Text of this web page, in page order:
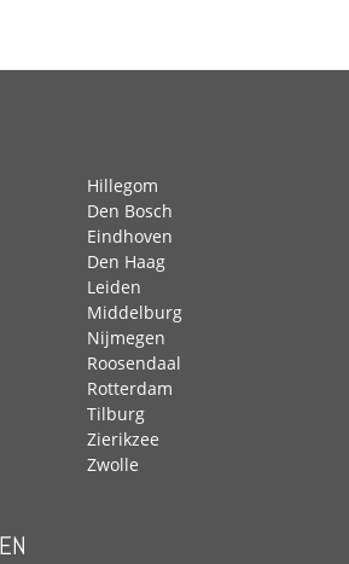
Hillegom
Den Bosch
Eindhoven
Den Haag
Leiden
Middelburg
Nijmegen
Roosendaal
Rotterdam
Tilburg
Zierikzee
Zwolle